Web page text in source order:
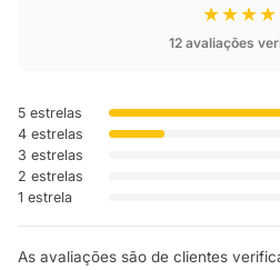
12 avaliações
5 estrelas
4 estrelas
3 estrelas
2 estrelas
1 estrela
As avaliações são de clientes